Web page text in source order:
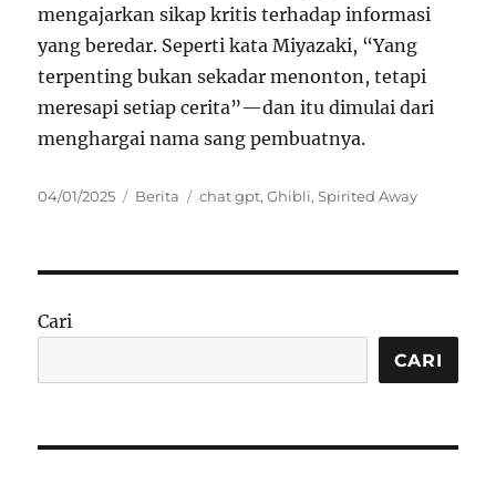
mengajarkan sikap kritis terhadap informasi
yang beredar. Seperti kata Miyazaki, “Yang
terpenting bukan sekadar menonton, tetapi
meresapi setiap cerita”—dan itu dimulai dari
menghargai nama sang pembuatnya.
Posted
04/01/2025 Categories
Berita Tags
chat gpt,Ghibli,Spirited Away
Cari
CARI